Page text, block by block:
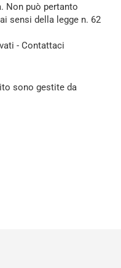
Non può pertanto
sensi della legge n. 62
- Contattaci
sono gestite da